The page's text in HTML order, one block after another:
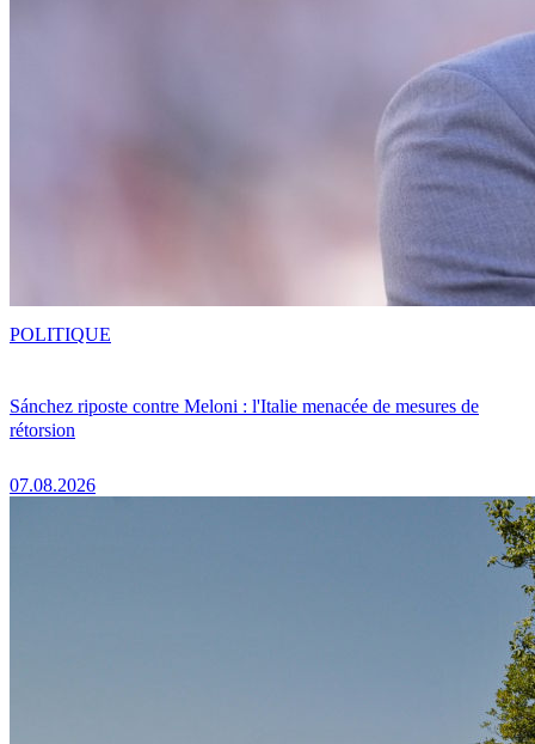
Sánchez riposte contre Meloni : l'Italie menacée de mesures de
rétorsion
07.08.2026
POLITIQUE